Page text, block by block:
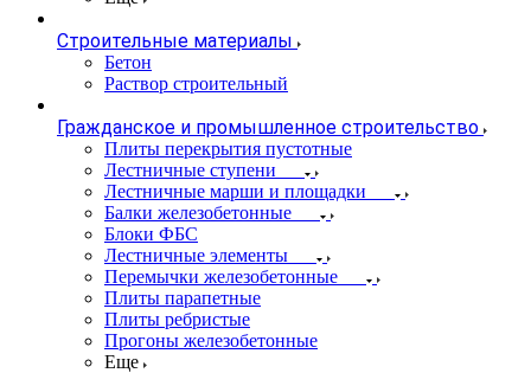
Строительные материалы
Бетон
Раствор строительный
Гражданское и промышленное строительство
Плиты перекрытия пустотные
Лестничные ступени
Лестничные марши и площадки
Балки железобетонные
Блоки ФБС
Лестничные элементы
Перемычки железобетонные
Плиты парапетные
Плиты ребристые
Прогоны железобетонные
Еще